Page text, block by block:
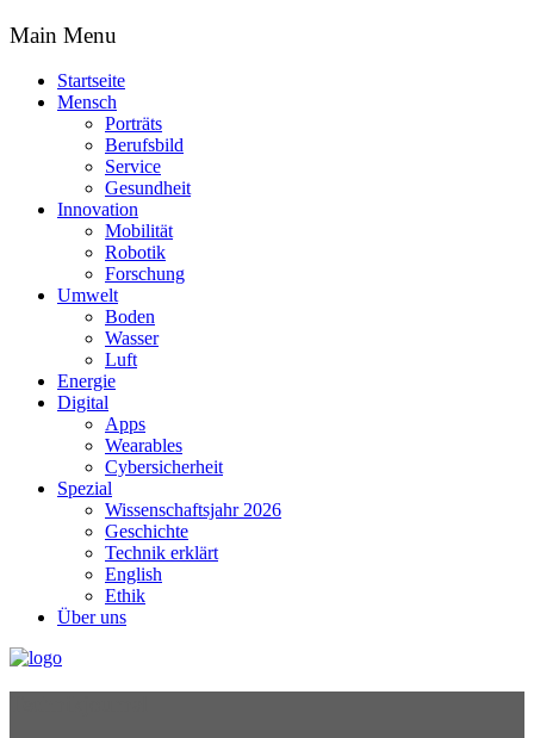
Main Menu
Startseite
Mensch
Porträts
Berufsbild
Service
Gesundheit
Innovation
Mobilität
Robotik
Forschung
Umwelt
Boden
Wasser
Luft
Energie
Digital
Apps
Wearables
Cybersicherheit
Spezial
Wissenschaftsjahr 2026
Geschichte
Technik erklärt
English
Ethik
Über uns